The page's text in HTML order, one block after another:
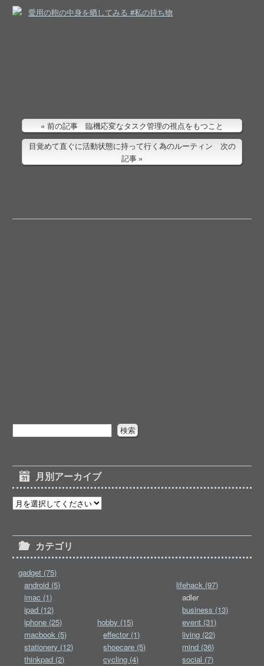
愛用の鞄の中身を晒してみる #私の持ち物
前の記事 臨機応変なタスク管理の視点をもつこと
目覚めて直ぐに活動状態に持って行く為のルーティン 次の
記事
月別アーカイブ
カテゴリ
gadget (75)
android (5)
imac (1)
ipad (12)
iphone (25)
macbook (5)
stationery (12)
thinkpad (2)
hobby (15)
effector (1)
shoecare (5)
cycling (4)
lifehack (97)
adler
business (13)
event (31)
living (22)
mind (36)
social (7)